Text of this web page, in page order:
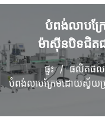
បំពង់លាបក្រ
ម៉ាស៊ីនបិទជិត
ផ្ទះ ផលិតផល
បំពង់លាបក្រែមដោយស្វ័យ